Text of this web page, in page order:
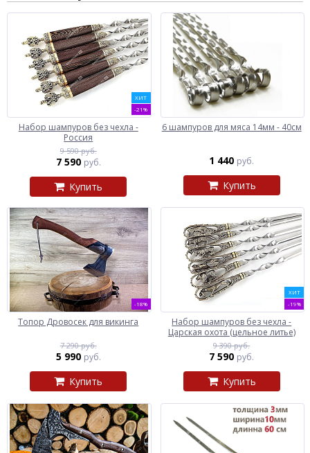
ХИТ
-21%
Набор шампуров без чехла -
Россия
9 590 руб.
7 590 руб.
Купить
6 шампуров для мяса 14мм - 40см
1 440 руб.
Купить
-18%
Топор Дровосек для викинга
7 290 руб.
5 990 руб.
Купить
ХИТ
-19%
Набор шампуров без чехла -
Царская охота (цельное литье)
9 390 руб.
7 590 руб.
Купить